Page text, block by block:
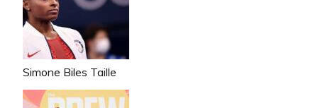
Simone Biles Taille